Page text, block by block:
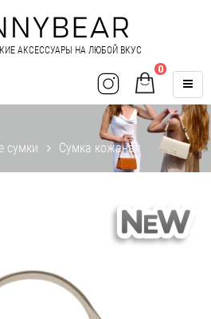
АКСЕССУАРЫ НА ЛЮБОЙ ВКУС
0
сумки Сумка кожаная